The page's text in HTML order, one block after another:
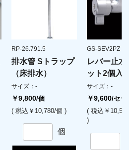
RP-26.791.5
排水管 Sトラップ
（床排水）
サイズ：-
￥9,800/個
( 税込￥10,780/個 )
個
GS-SEV2PZ
レバー止水栓
ット2個入)
サイズ：-
￥9,600/セット
( 税込￥10,560/セ
)